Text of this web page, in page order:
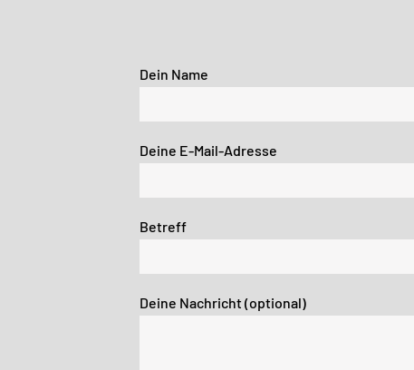
Dein Name
Deine E-Mail-Adresse
Betreff
Deine Nachricht (optional)